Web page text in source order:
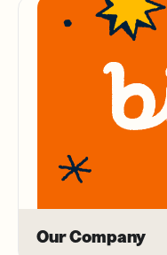
Our Company